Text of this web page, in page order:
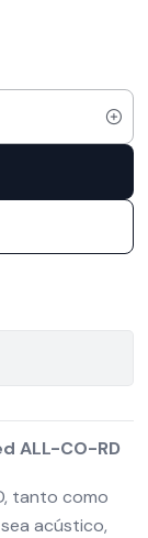
ALL-CO-RD
tanto como
acústico,